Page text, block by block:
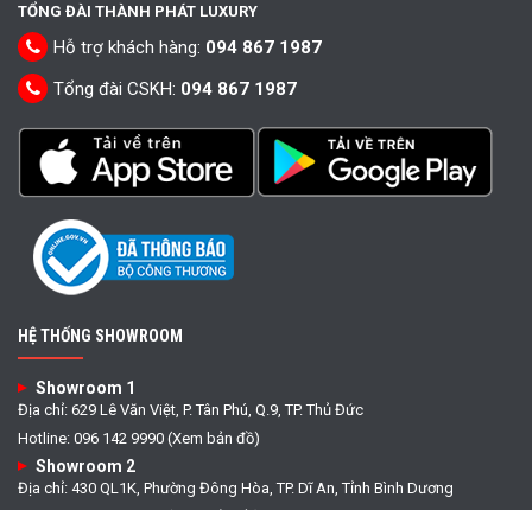
TỔNG ĐÀI THÀNH PHÁT LUXURY
Hỗ trợ khách hàng: 094 867 1987
Tổng đài CSKH: 094 867 1987
HỆ THỐNG SHOWROOM
Showroom 1
Địa chỉ: 629 Lê Văn Việt, P. Tân Phú, Q.9, TP. Thủ Đức
Hotline: 096 142 9990 (Xem bản đồ)
Showroom 2
Địa chỉ: 430 QL1K, Phường Đông Hòa, TP. Dĩ An, Tỉnh Bình Dương